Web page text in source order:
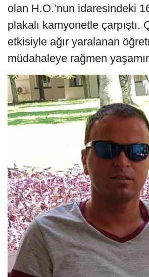
olan H.O.’nun idaresindeki
plakalı kamyonetle çarpıştı.
etkisiyle ağır yaralanan
müdahaleye rağmen